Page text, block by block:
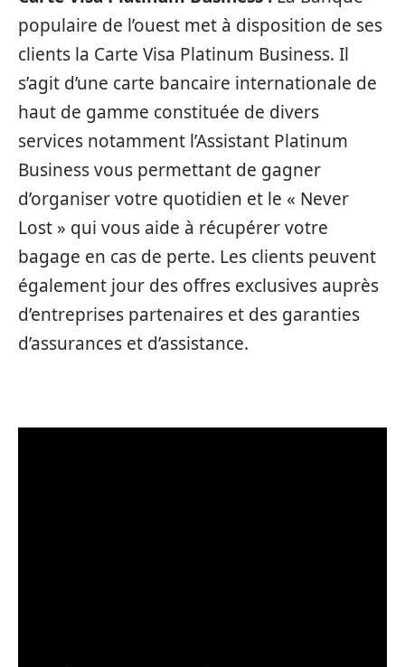
populaire de l’ouest met à disposition de ses
clients la Carte Visa Platinum Business. Il
s’agit d’une carte bancaire internationale de
haut de gamme constituée de divers
services notamment l’Assistant Platinum
Business vous permettant de gagner
d’organiser votre quotidien et le « Never
Lost » qui vous aide à récupérer votre
bagage en cas de perte. Les clients peuvent
également jour des offres exclusives auprès
d’entreprises partenaires et des garanties
d’assurances et d’assistance.